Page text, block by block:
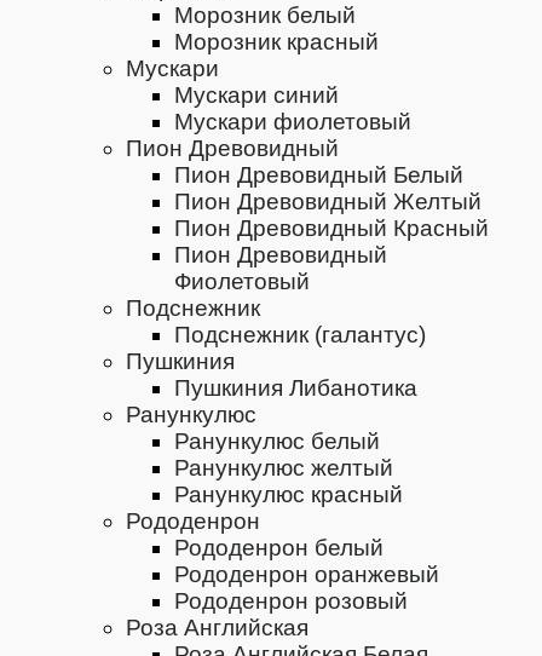
Морозник белый
Морозник красный
Мускари
Мускари синий
Мускари фиолетовый
Пион Древовидный
Пион Древовидный Белый
Пион Древовидный Желтый
Пион Древовидный Красный
Пион Древовидный
Фиолетовый
Подснежник
Подснежник (галантус)
Пушкиния
Пушкиния Либанотика
Ранункулюс
Ранункулюс белый
Ранункулюс желтый
Ранункулюс красный
Рододенрон
Рододенрон белый
Рододенрон оранжевый
Рододенрон розовый
Роза Английская